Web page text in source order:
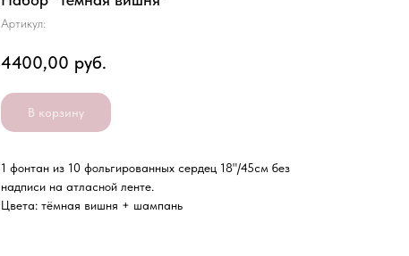
Артикул:
4400,00 руб.
В корзину
1 фонтан из 10 фольгированных сердец 18"/45см без
надписи на атласной ленте.
Цвета: тёмная вишня + шампань